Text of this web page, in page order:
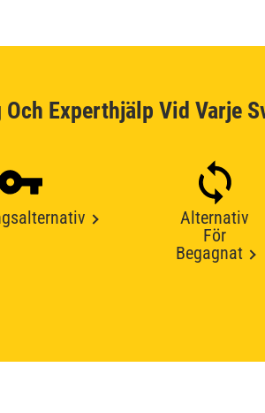
Experthjälp Vid Varje
Alternativ
För
Begagnat